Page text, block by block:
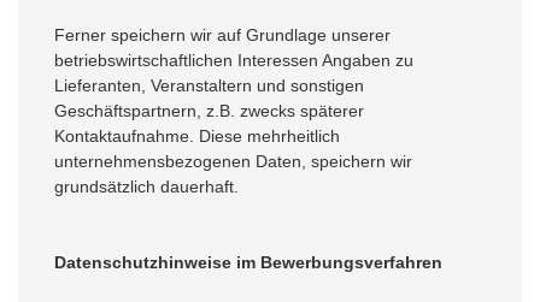
Ferner speichern wir auf Grundlage unserer
betriebswirtschaftlichen Interessen Angaben zu
Lieferanten, Veranstaltern und sonstigen
Geschäftspartnern, z.B. zwecks späterer
Kontaktaufnahme. Diese mehrheitlich
unternehmensbezogenen Daten, speichern wir
grundsätzlich dauerhaft.
Datenschutzhinweise im Bewerbungsverfahren